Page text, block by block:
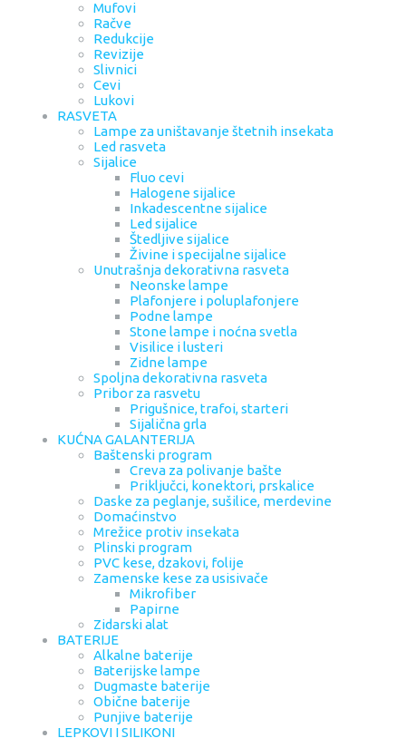
Mufovi
Račve
Redukcije
Revizije
Slivnici
Cevi
Lukovi
RASVETA
Lampe za uništavanje štetnih insekata
Led rasveta
Sijalice
Fluo cevi
Halogene sijalice
Inkadescentne sijalice
Led sijalice
Štedljive sijalice
Živine i specijalne sijalice
Unutrašnja dekorativna rasveta
Neonske lampe
Plafonjere i poluplafonjere
Podne lampe
Stone lampe i noćna svetla
Visilice i lusteri
Zidne lampe
Spoljna dekorativna rasveta
Pribor za rasvetu
Prigušnice, trafoi, starteri
Sijalična grla
KUĆNA GALANTERIJA
Baštenski program
Creva za polivanje bašte
Priključci, konektori, prskalice
Daske za peglanje, sušilice, merdevine
Domaćinstvo
Mrežice protiv insekata
Plinski program
PVC kese, dzakovi, folije
Zamenske kese za usisivače
Mikrofiber
Papirne
Zidarski alat
BATERIJE
Alkalne baterije
Baterijske lampe
Dugmaste baterije
Obične baterije
Punjive baterije
LEPKOVI I SILIKONI